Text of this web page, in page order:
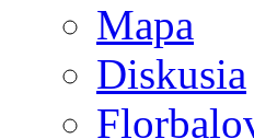
Mapa
Diskusia